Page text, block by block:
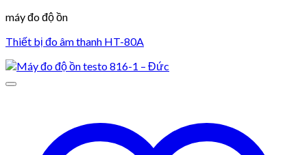
máy đo độ ồn
Thiết bị đo âm thanh HT-80A